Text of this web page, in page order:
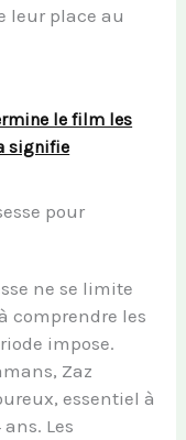
leur place au
le film les
signifie
pour
ne se limite
comprendre les
impose.
Zaz
essentiel à
Les